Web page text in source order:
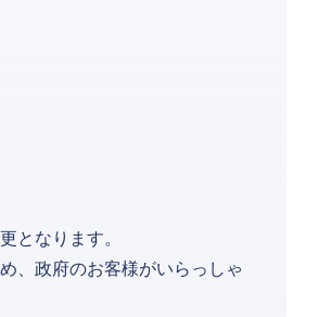
となります。
、政府のお客様がいらっしゃ